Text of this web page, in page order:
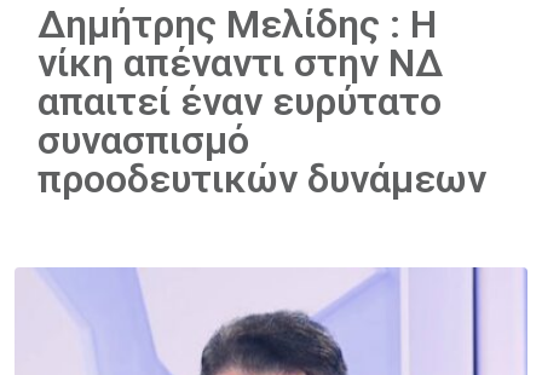
Δημήτρης Μελίδης : Η
νίκη απέναντι στην ΝΔ
απαιτεί έναν ευρύτατο
συνασπισμό
προοδευτικών δυνάμεων